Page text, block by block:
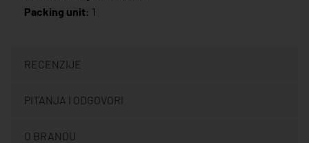
Packing unit: 1
RECENZIJE
PITANJA I ODGOVORI
O BRANDU